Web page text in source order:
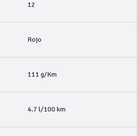
12
Rojo
111 g/Km
4.7 l/100 km